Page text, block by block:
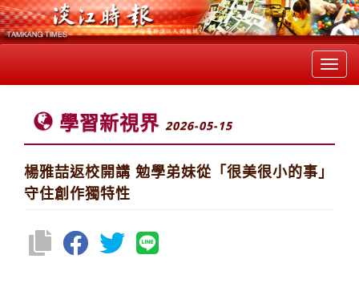
學習新視界 2026-05-15
楊雅喆返校開講 勉學弟妹從「很美很小的事」
守住創作獨特性